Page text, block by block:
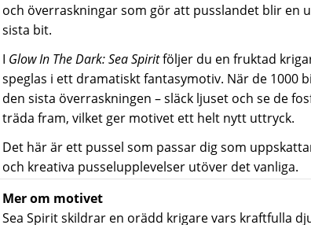
och överraskningar som gör att pusslandet blir en
sista bit.
I Glow In The Dark: Sea Spiritföljer du en fruktad
speglas i ett dramatiskt fantasymotiv. När de 1000
den sista överraskningen – släck ljuset och se de
träda fram, vilket ger motivet ett helt nytt uttryck.
Det här är ett pussel som passar dig som
och kreativa pusselupplevelser utöver det vanliga.
Mer om motivet
Sea Spirit skildrar en orädd krigare vars kraftfulla